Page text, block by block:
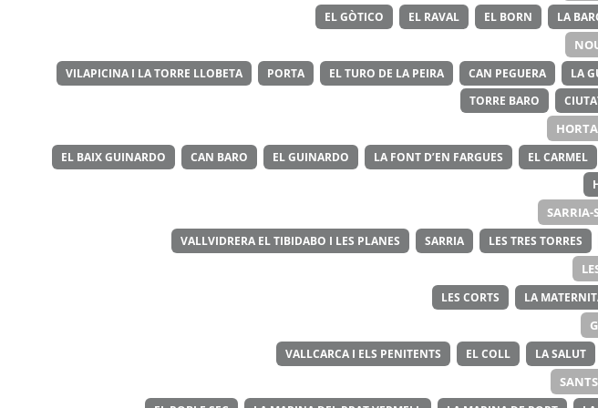
EL GÒTICO EL RAVAL EL BORN LA
VILAPICINA I LA TORRE LLOBETA PORTA EL TURO DE LA PEIRA CAN PEGUERA LA
TORRE BARO
EL BAIX GUINARDO CAN BARO EL GUINARDO LA FONT D’EN FARGUES EL CARMEL
SARRIA-
VALLVIDRERA EL TIBIDABO I LES PLANES SARRIA LES TRES TORRES
LES CORTS LA
VALLCARCA I ELS PENITENTS EL COLL LA SALUT